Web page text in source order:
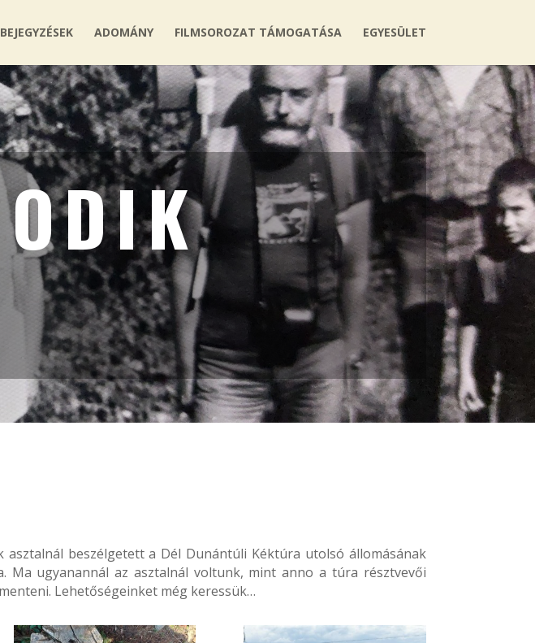
BEJEGYZÉSEK ADOMÁNY FILMSOROZAT TÁMOGATÁSA EGYESÜLET
beszélgetett a Dél Dunántúli Kéktúra utolsó állomásának
Ma ugyanannál az asztalnál voltunk, mint anno a túra résztvevői
Lehetőségeinket még keressük…